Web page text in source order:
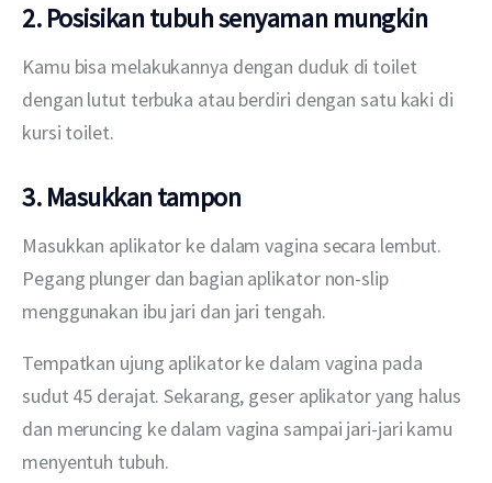
2. Posisikan tubuh senyaman mungkin
Kamu bisa melakukannya dengan duduk di toilet
dengan lutut terbuka atau berdiri dengan satu kaki di
kursi toilet.
3. Masukkan tampon
Masukkan aplikator ke dalam vagina secara lembut.
Pegang plunger dan bagian aplikator non-slip
menggunakan ibu jari dan jari tengah.
Tempatkan ujung aplikator ke dalam vagina pada
sudut 45 derajat. Sekarang, geser aplikator yang halus
dan meruncing ke dalam vagina sampai jari-jari kamu
menyentuh tubuh.